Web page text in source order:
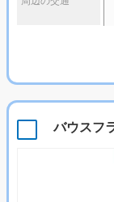
バウスフ